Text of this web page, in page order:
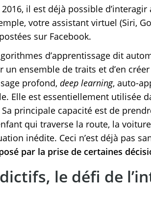
il est déjà possible
votre assistant virtuel (Siri,
sur Facebook.
d’apprentissage dit
ensemble de traits et d’en
profond, deep learning, auto-
Elle est essentiellement utilisée
principale capacité est de
qui traverse la route, la
inédite. Ceci n’est déjà pas
par la prise de certaines
le défi de